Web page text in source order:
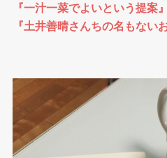
『一汁一菜でよいという提案』
『土井善晴さんちの名もない